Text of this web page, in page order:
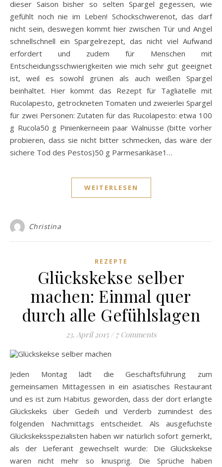
dieser Saison bisher so selten Spargel gegessen, wie
gefühlt noch nie im Leben! Schockschwerenot, das darf
nicht sein, deswegen kommt hier zwischen Tür und Angel
schnellschnell ein Spargelrezept, das nicht viel Aufwand
erfordert und zudem für Menschen mit
Entscheidungsschwierigkeiten wie mich sehr gut geeignet
ist, weil es sowohl grünen als auch weißen Spargel
beinhaltet. Hier kommt das Rezept für Tagliatelle mit
Rucolapesto, getrockneten Tomaten und zweierlei Spargel
für zwei Personen: Zutaten für das Rucolapesto: etwa 100
g Rucola50 g Pinienkerneein paar Walnüsse (bitte vorher
probieren, dass sie nicht bitter schmecken, das wäre der
sichere Tod des Pestos)50 g Parmesankäse1…
WEITERLESEN
Christina
REZEPTE
Glückskekse selber
machen: Einmal quer
durch alle Gefühlslagen
23. April 2015 / 7 Comments
Jeden Montag lädt die Geschäftsführung zum
gemeinsamen Mittagessen in ein asiatisches Restaurant
und es ist zum Habitus geworden, dass der dort erlangte
Glückskeks über Gedeih und Verderb zumindest des
folgenden Nachmittags entscheidet. Als ausgefuchste
Glückskeksspezialisten haben wir natürlich sofort gemerkt,
als der Lieferant gewechselt wurde: Die Glückskekse
waren nicht mehr so knusprig. Die Sprüche haben